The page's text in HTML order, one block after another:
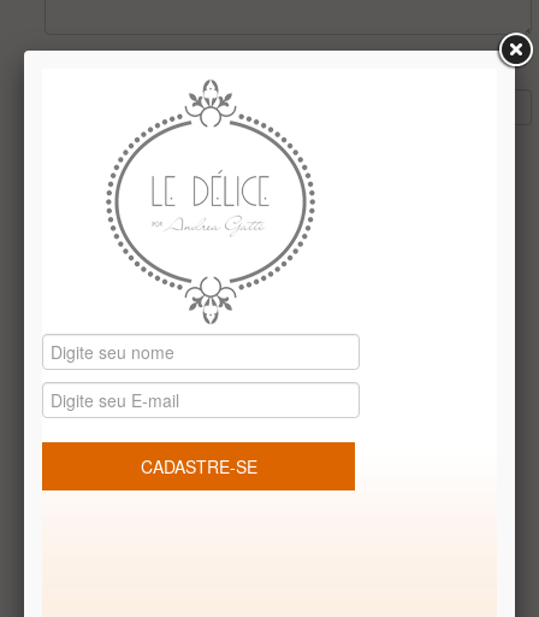
Receba Promoções Exclusivas